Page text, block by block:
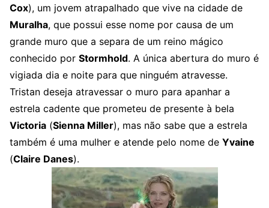
Cox), um jovem atrapalhado que vive na cidade de
Muralha, que possui esse nome por causa de um
grande muro que a separa de um reino mágico
conhecido por Stormhold. A única abertura do muro é
vigiada dia e noite para que ninguém atravesse.
Tristan deseja atravessar o muro para apanhar a
estrela cadente que prometeu de presente à bela
Victoria (Sienna Miller), mas não sabe que a estrela
também é uma mulher e atende pelo nome de Yvaine
(Claire Danes).